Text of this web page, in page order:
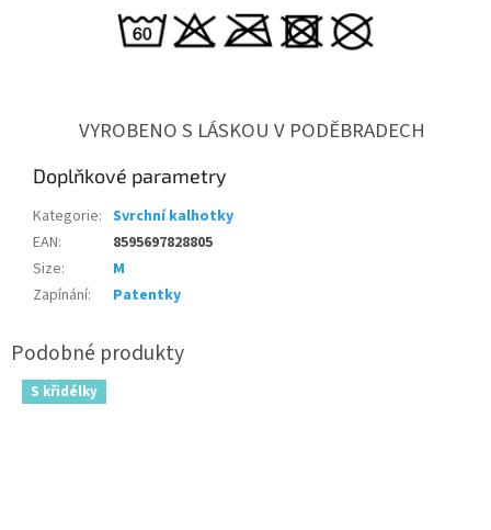
VYROBENO S LÁSKOU V PODĚBRADECH
Doplňkové parametry
Kategorie: Svrchní kalhotky
EAN:
8595697828805
Size:
M
Zapínání: Patentky
S křidélky